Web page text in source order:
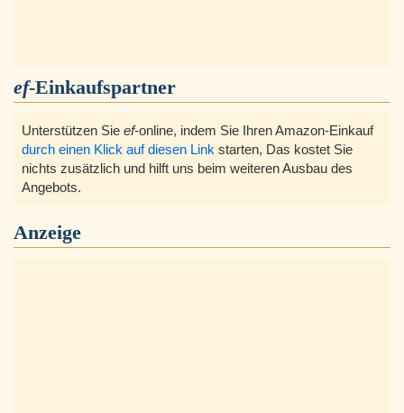
ef-Einkaufspartner
Unterstützen Sie ef-online, indem Sie Ihren Amazon-Einkauf
durch einen Klick auf diesen Link starten, Das kostet Sie
nichts zusätzlich und hilft uns beim weiteren Ausbau des
Angebots.
Anzeige